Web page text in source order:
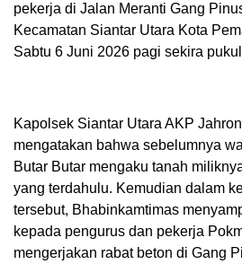
pekerja di Jalan Meranti Gang
Kecamatan Siantar Utara Kota
Sabtu 6 Juni 2026 pagi sekira
Kapolsek Siantar Utara AKP
mengatakan bahwa sebelumnya
Butar Butar mengaku tanah
yang terdahulu. Kemudian dalam
tersebut, Bhabinkamtimas
kepada pengurus dan pekerja
mengerjakan rabat beton di Gang